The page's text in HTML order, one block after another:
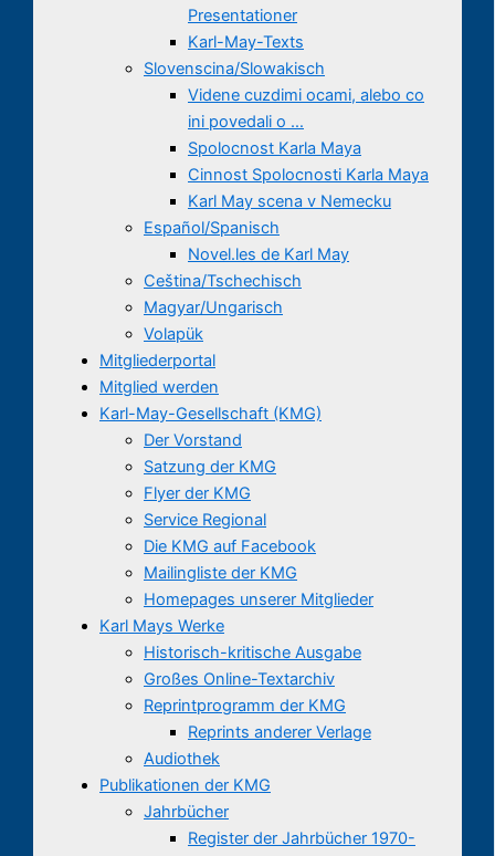
Presentationer
Karl-May-Texts
Slovenscina/Slowakisch
Videne cuzdimi ocami, alebo co
ini povedali o …
Spolocnost Karla Maya
Cinnost Spolocnosti Karla Maya
Karl May scena v Nemecku
Español/Spanisch
Novel.les de Karl May
Ceština/Tschechisch
Magyar/Ungarisch
Volapük
Mitgliederportal
Mitglied werden
Karl-May-Gesellschaft (KMG)
Der Vorstand
Satzung der KMG
Flyer der KMG
Service Regional
Die KMG auf Facebook
Mailingliste der KMG
Homepages unserer Mitglieder
Karl Mays Werke
Historisch-kritische Ausgabe
Großes Online-Textarchiv
Reprintprogramm der KMG
Reprints anderer Verlage
Audiothek
Publikationen der KMG
Jahrbücher
Register der Jahrbücher 1970-